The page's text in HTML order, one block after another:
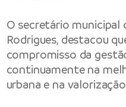
O secretário municipal
Rodrigues, destacou
compromisso da
continuamente na
urbana e na